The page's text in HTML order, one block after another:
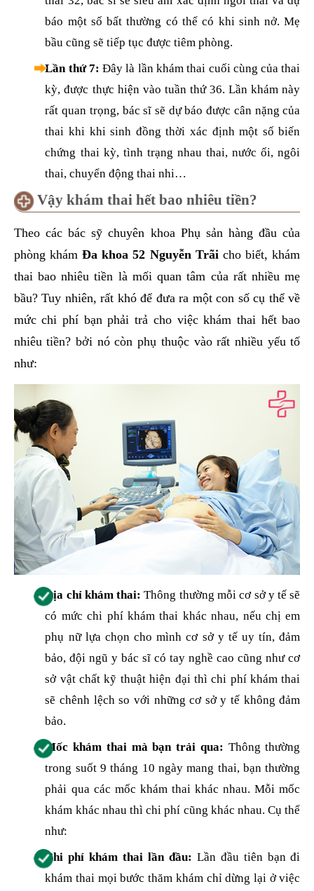
báo một số bất thường có thể có khi sinh nở. Mẹ
bầu cũng sẽ tiếp tục được tiêm phòng.
Lần thứ 7:Đây là lần khám thai cuối cùng của thai
kỳ, được thực hiện vào tuần thứ 36. Lần khám này
rất quan trọng, bác sĩ sẽ dự báo được cân nặng của
thai khi khi sinh đồng thời xác định một số biến
chứng thai kỳ, tình trạng nhau thai, nước ối, ngôi
thai, chuyển động thai nhi…
Vậy khám thai hết bao nhiêu tiền?
Theo các bác sỹ chuyên khoa Phụ sản hàng đầu của
phòng khám Đa khoa 52 Nguyễn Trãicho biết, khám
thai bao nhiêu tiền là mối quan tâm của rất nhiều mẹ
bầu? Tuy nhiên, rất khó để đưa ra một con số cụ thể về
mức chi phí bạn phải trả cho việc khám thai hết bao
nhiêu tiền? bởi nó còn phụ thuộc vào rất nhiều yếu tố
như:
Địa chỉ khám thai: Thông thường mỗi cơ sở y tế sẽ
có mức chi phí khám thai khác nhau, nếu chị em
phụ nữ lựa chọn cho mình cơ sở y tế uy tín, đảm
bảo, đội ngũ y bác sĩ có tay nghề cao cũng như cơ
sở vật chất kỹ thuật hiện đại thì chi phí khám thai
sẽ chênh lệch so với những cơ sở y tế không đảm
bảo.
Mốc khám thai mà bạn trải qua: Thông thường
trong suốt 9 tháng 10 ngày mang thai, bạn thường
phải qua các mốc khám thai khác nhau. Mỗi mốc
khám khác nhau thì chi phí cũng khác nhau. Cụ thể
như:
Chi phí khám thai lần đầu: Lần đầu tiên bạn đi
khám thai mọi bước thăm khám chỉ dừng lại ở việc